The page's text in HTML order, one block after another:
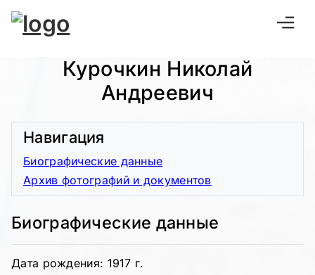
Курочкин Николай
Андреевич
Биографические данные
Дата рождения: 1917 г.
Навигация
Биографические данные
Архив фотографий и документов